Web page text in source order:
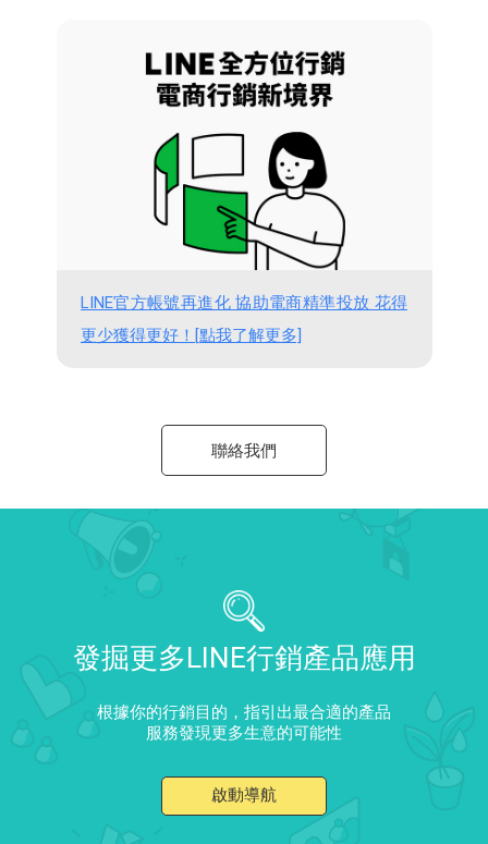
LINE官方帳號再進化 協助電商精準投放 花得
更少獲得更好！[點我了解更多]
聯絡我們
發掘更多LINE行銷產品應用
根據你的行銷目的，指引出最合適的產品
服務發現更多生意的可能性
啟動導航